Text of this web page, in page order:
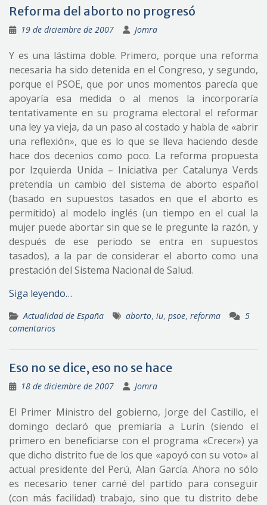
Reforma del aborto no progresó
19 de diciembre de 2007 Jomra
Y es una lástima doble. Primero, porque una reforma
necesaria ha sido detenida en el Congreso, y segundo,
porque el PSOE, que por unos momentos parecía que
apoyaría esa medida o al menos la incorporaría
tentativamente en su programa electoral el reformar
una ley ya vieja, da un paso al costado y habla de «abrir
una reflexión», que es lo que se lleva haciendo desde
hace dos decenios como poco. La reforma propuesta
por Izquierda Unida – Iniciativa per Catalunya Verds
pretendía un cambio del sistema de aborto español
(basado en supuestos tasados en que el aborto es
permitido) al modelo inglés (un tiempo en el cual la
mujer puede abortar sin que se le pregunte la razón, y
después de ese periodo se entra en supuestos
tasados), a la par de considerar el aborto como una
prestación del Sistema Nacional de Salud.
Siga leyendo…
Actualidad de España aborto, iu, psoe, reforma
5
comentarios
Eso no se dice, eso no se hace
18 de diciembre de 2007 Jomra
El Primer Ministro del gobierno, Jorge del Castillo, el
domingo declaró que premiaría a Lurín (siendo el
primero en beneficiarse con el programa «Crecer») ya
que dicho distrito fue de los que «apoyó con su voto» al
actual presidente del Perú, Alan García. Ahora no sólo
es necesario tener carné del partido para conseguir
(con más facilidad) trabajo, sino que tu distrito debe